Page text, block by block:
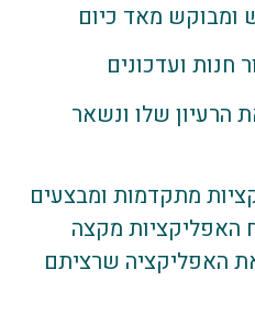
ומבוקש מאד כיום
חנות ועדכונים
הרעיון שלו ונשאר
מתקדמות ומבצעים
האפליקציות מקצה
האפליקציה שרציתם